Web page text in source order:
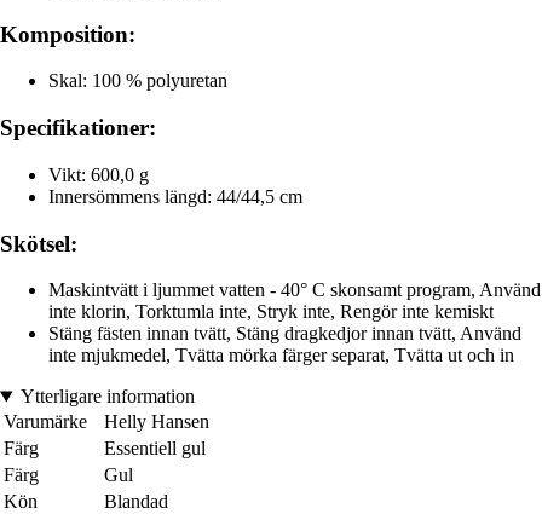
Komposition:
Skal: 100 % polyuretan
Specifikationer:
Vikt: 600,0 g
Innersömmens längd: 44/44,5 cm
Skötsel:
Maskintvätt i ljummet vatten - 40° C skonsamt program, Använd
inte klorin, Torktumla inte, Stryk inte, Rengör inte kemiskt
Stäng fästen innan tvätt, Stäng dragkedjor innan tvätt, Använd
inte mjukmedel, Tvätta mörka färger separat, Tvätta ut och in
Ytterligare information
Varumärke
Helly Hansen
Färg
Essentiell gul
Färg
Gul
Kön
Blandad